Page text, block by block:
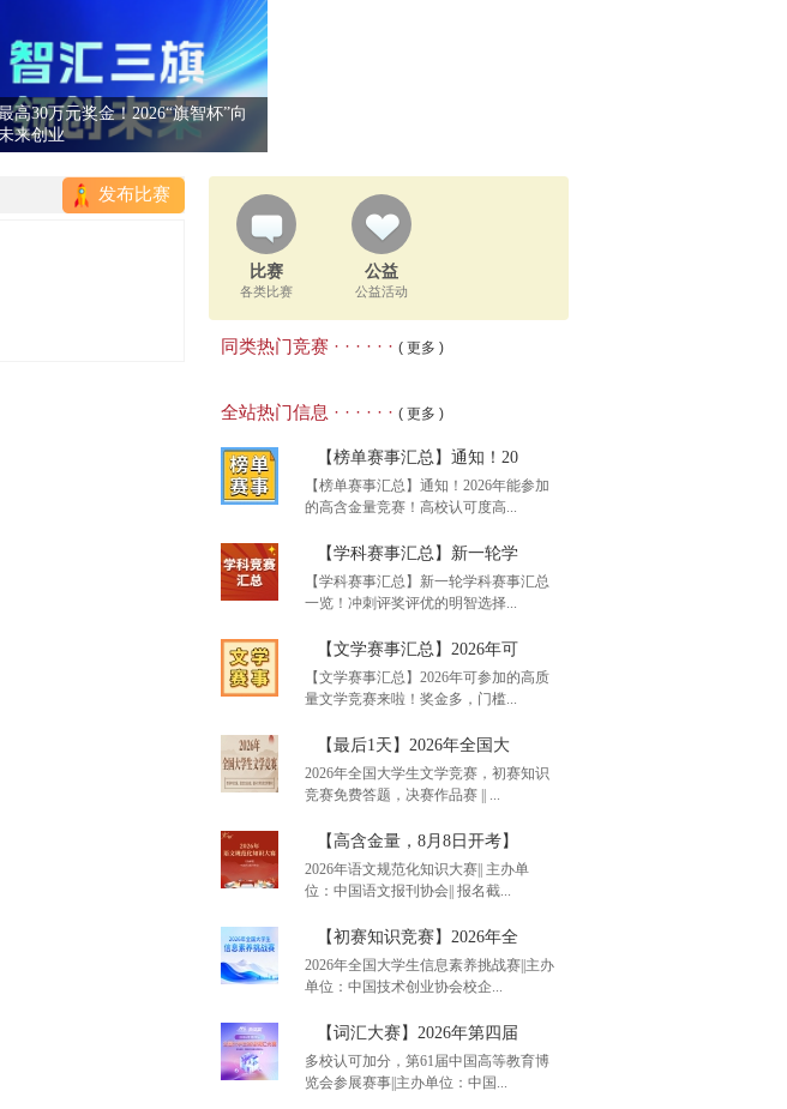
高30万元奖金！2026“旗智杯”向
来创业
发布比赛
比赛
各类比赛
公益
公益活动
同类热门竞赛 · · · · · · ( 更多 )
全站热门信息 · · · · · · ( 更多 )
【榜单赛事汇总】通知！20
【榜单赛事汇总】通知！2026年能参加
的高含金量竞赛！高校认可度高...
【榜单赛事汇总】通知！20
【学科赛事汇总】新一轮学
【学科赛事汇总】新一轮学科赛事汇总
一览！冲刺评奖评优的明智选择...
【学科赛事汇总】新一轮学
【文学赛事汇总】2026年可
【文学赛事汇总】2026年可参加的高质
量文学竞赛来啦！奖金多，门槛...
【文学赛事汇总】2026年可
【最后1天】2026年全国大
2026年全国大学生文学竞赛，初赛知识
竞赛免费答题，决赛作品赛 || ...
【最后1天】2026年全国大
【高含金量，8月8日开考】
2026年语文规范化知识大赛|| 主办单
位：中国语文报刊协会|| 报名截...
【高含金量，8月8日开考】
【初赛知识竞赛】2026年全
2026年全国大学生信息素养挑战赛||主办
单位：中国技术创业协会校企...
【初赛知识竞赛】2026年全
【词汇大赛】2026年第四届
多校认可加分，第61届中国高等教育博
览会参展赛事||主办单位：中国...